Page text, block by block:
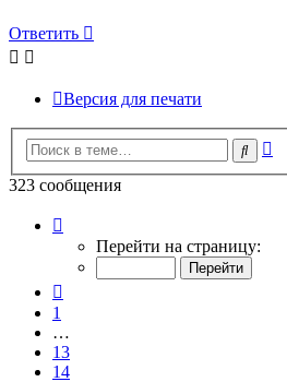
Ответить
Версия для печати
Поиск
323 сообщения
15
Перейти на страницу:
1
…
13
14